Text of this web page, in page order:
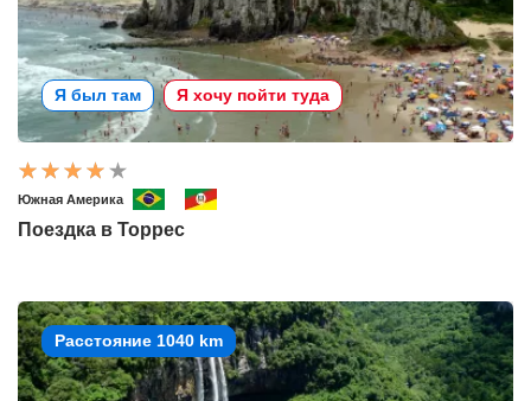
Я был там Я хочу пойти туда
Южная Америка
Поездка в Торрес
Расстояние 1040 km